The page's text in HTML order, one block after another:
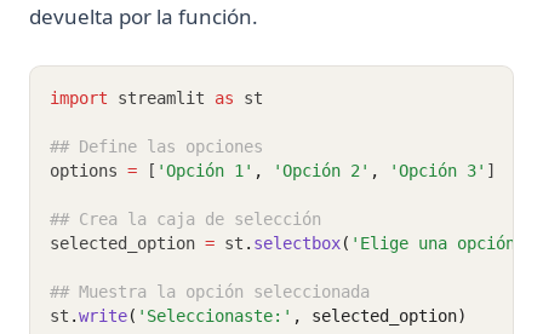
devuelta por la función.
import streamlit as st
## Define las opciones
options = [ 'Opción 1' , 'Opción 2' , 'Opción 3' ]
## Crea la caja de selección
selected_option = st . selectbox( 'Elige una opción:'
## Muestra la opción seleccionada
st .write( 'Seleccionaste:' , selected_option)